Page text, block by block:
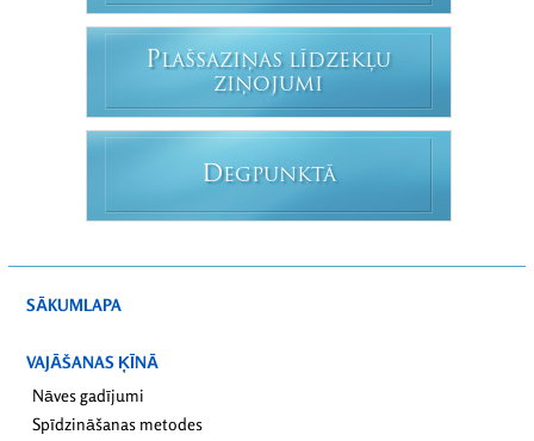
PLAŠSAZIŅAS LĪDZEKĻU
ZIŅOJUMI
DEGPUNKTĀ
SĀKUMLAPA
VAJĀŠANAS ĶĪNĀ
Nāves gadījumi
Spīdzināšanas metodes